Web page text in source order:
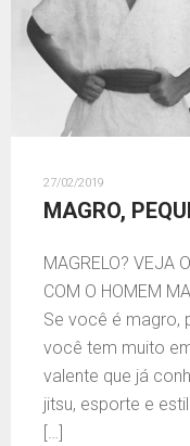
27/02/2019
MAGRO,
MAGRELO? VEJA
COM O HOMEM
Se você é magro,
você tem muito
valente que já
jitsu, esporte e
[…]